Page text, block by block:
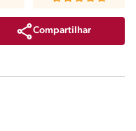
Compartilhar